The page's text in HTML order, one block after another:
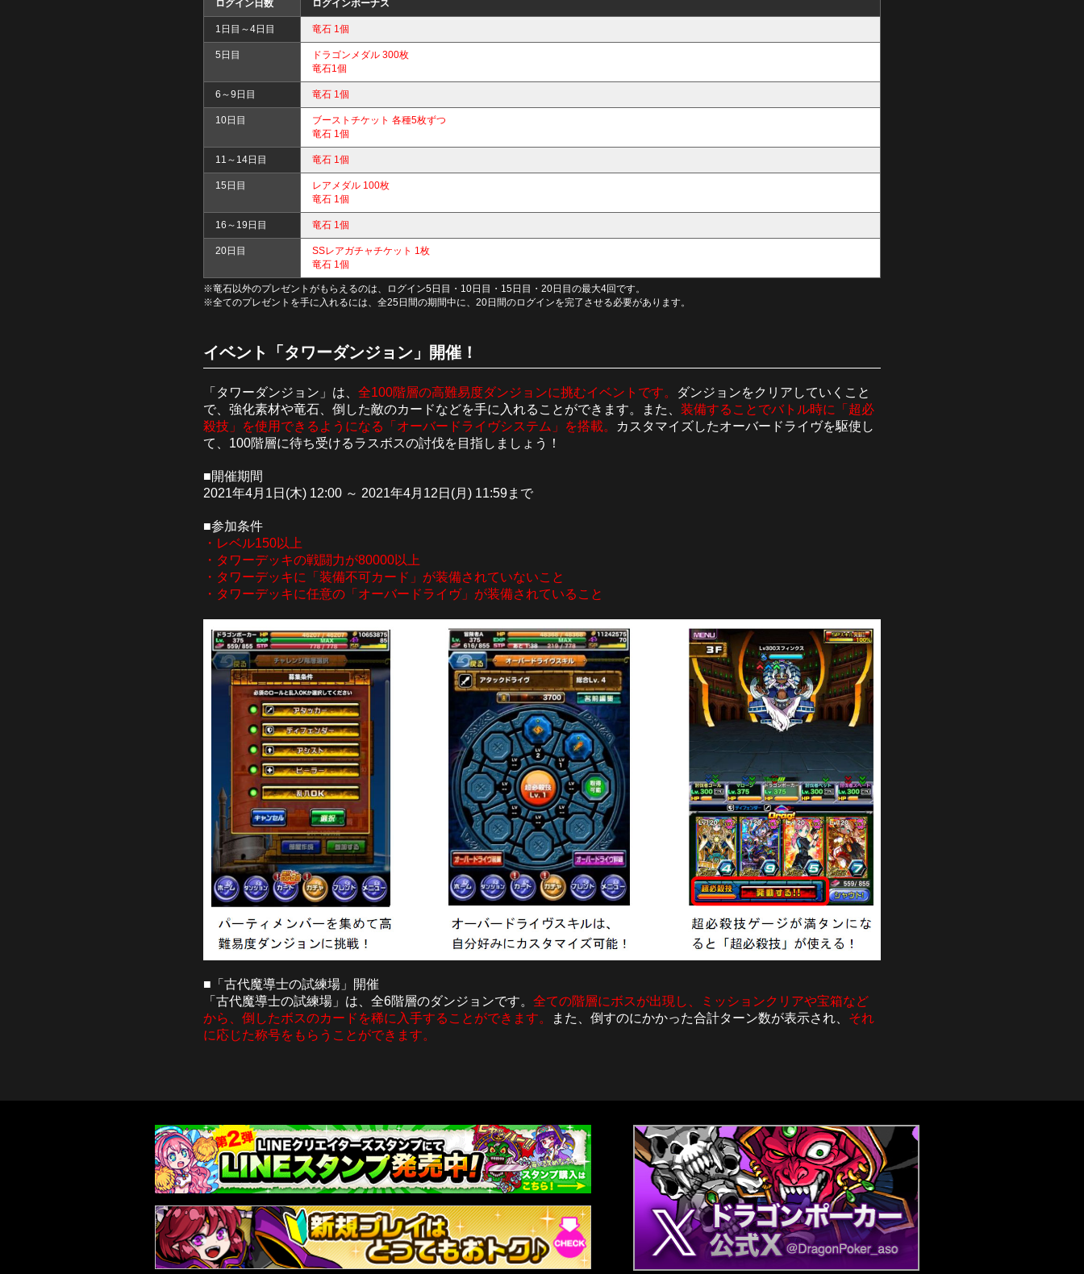
ログイン日数 ログインボーナス
1日目～4日目 竜石 1個
5日目
ドラゴンメダル 300枚
竜石1個
6～9日目 竜石 1個
10日目
ブーストチケット 各種5枚ずつ
竜石 1個
11～14日目 竜石 1個
15日目
レアメダル 100枚
竜石 1個
16～19日目 竜石 1個
20日目
SSレアガチャチケット 1枚
竜石 1個
※竜石以外のプレゼントがもらえるのは、ログイン5日目・10日目・15日目・20日目の最大4回です。
※全てのプレゼントを手に入れるには、全25日間の期間中に、20日間のログインを完了させる必要があります。
イベント「タワーダンジョン」開催！
「タワーダンジョン」は、 全100階層の高難易度ダンジョンに挑むイベントです。
ダンジョンをクリアしていくこと
で、強化素材や竜石、倒した敵のカードなどを手に入れることができます。また、 装備することでバトル時に「超必
殺技」を使用できるようになる「オーバードライヴシステム」を搭載。
カスタマイズしたオーバードライヴを駆使し
て、100階層に待ち受けるラスボスの討伐を目指しましょう！
■開催期間
2021年4月1日(木) 12:00 ～ 2021年4月12日(月) 11:59まで
■参加条件
・レベル150以上
・タワーデッキの戦闘力が80000以上
・タワーデッキに「装備不可カード」が装備されていないこと
・タワーデッキに任意の「オーバードライヴ」が装備されていること
■「古代魔導士の試練場」開催
「古代魔導士の試練場」は、全6階層のダンジョンです。 全ての階層にボスが出現し、ミッションクリアや宝箱など
から、倒したボスのカードを稀に入手することができます。
また、倒すのにかかった合計ターン数が表示され、 それ
に応じた称号をもらうことができます。